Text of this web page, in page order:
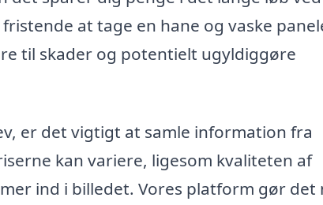
at tage en hane og vaske
til skader og potentielt ugyldiggøre
er det vigtigt at samle information fra
kan variere, ligesom kvaliteten af
ind i billedet. Vores platform gør det